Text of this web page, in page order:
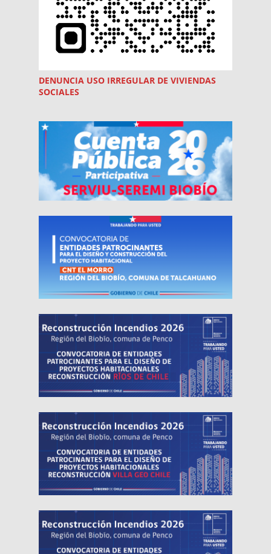
DENUNCIA USO IRREGULAR DE VIVIENDAS
SOCIALES